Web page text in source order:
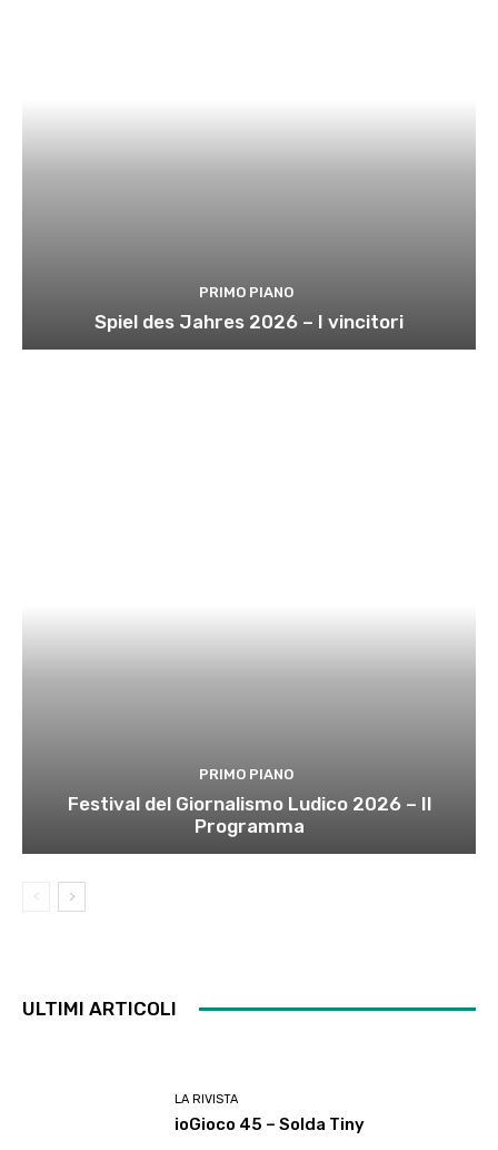
PRIMO PIANO
Spiel des Jahres 2026 – I vincitori
PRIMO PIANO
Festival del Giornalismo Ludico 2026 – Il
Programma
ULTIMI ARTICOLI
LA RIVISTA
ioGioco 45 – Solda Tiny